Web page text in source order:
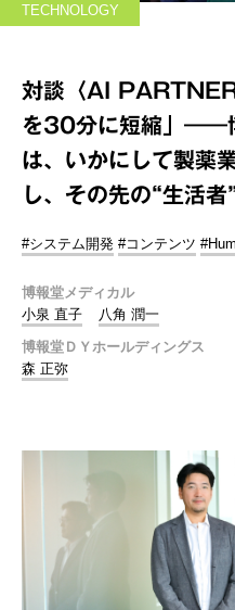
TECHNOLOGY
対談〈AI
を30分に短縮」――
は、いかにして製薬
し、その先の“生活
#システム開発 #コンテンツ
博報堂メディカル
小泉 直子
八角 潤一
博報堂ＤＹホールディングス
森 正弥